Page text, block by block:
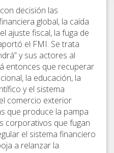
decisión las
global, la caída
ajuste fiscal, la fuga de
el FMI. Se trata
y sus actores al
entonces que recuperar
la educación, la
y el sistema
comercio exterior
que produce la pampa
corporativos que fugan
el sistema financiero
a relanzar la